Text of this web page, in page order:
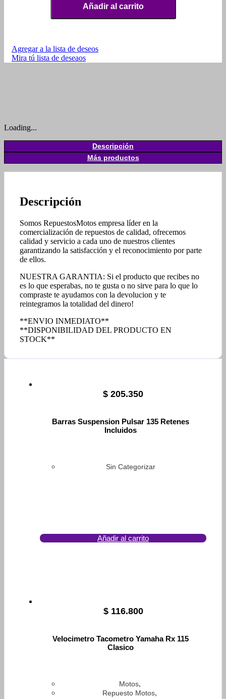
Añadir al carrito
Agregar a la lista de deseos
Mira tú lista de deseaos
Loading...
Descripción
Más productos
Descripción
Somos RepuestosMotos empresa líder en la
comercialización de repuestos de calidad, ofrecemos
calidad y servicio a cada uno de nuestros clientes
garantizando la satisfacción y el reconocimiento por parte
de ellos.
NUESTRA GARANTIA: Si el producto que recibes no
es lo que esperabas, no te gusta o no sirve para lo que lo
compraste te ayudamos con la devolucion y te
reintegramos la totalidad del dinero!
**ENVIO INMEDIATO**
**DISPONIBILIDAD DEL PRODUCTO EN
STOCK**
$ 205.350
Barras Suspension Pulsar 135 Retenes
Incluidos
Sin Categorizar
Añadir al carrito
$116.800
Velocimetro Tacometro Yamaha Rx 115
Clasico
Motos,
Repuesto Motos,